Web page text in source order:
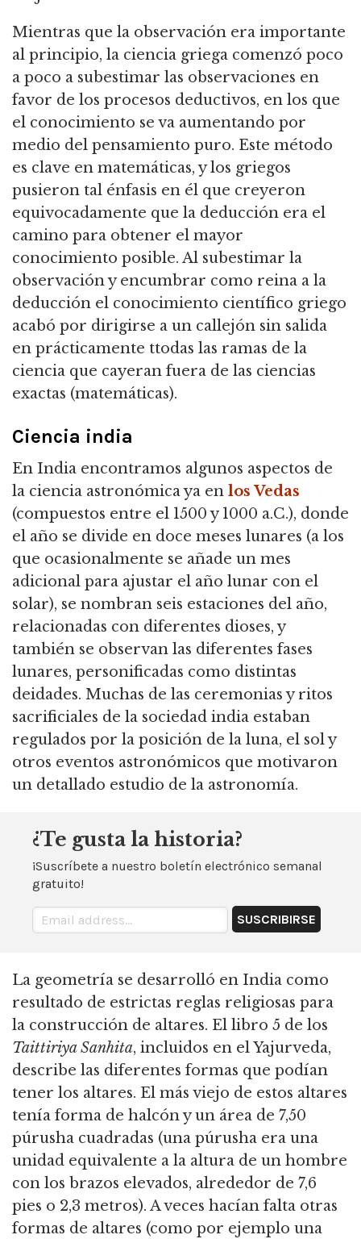
Mientras que la observación era importante
al principio, la ciencia griega comenzó poco
a poco a subestimar las observaciones en
favor de los procesos deductivos, en los que
el conocimiento se va aumentando por
medio del pensamiento puro. Este método
es clave en matemáticas, y los griegos
pusieron tal énfasis en él que creyeron
equivocadamente que la deducción era el
camino para obtener el mayor
conocimiento posible. Al subestimar la
observación y encumbrar como reina a la
deducción el conocimiento científico griego
acabó por dirigirse a un callejón sin salida
en prácticamente ttodas las ramas de la
ciencia que cayeran fuera de las ciencias
exactas (matemáticas).
Ciencia india
En India encontramos algunos aspectos de
la ciencia astronómica ya en los Vedas
(compuestos entre el 1500 y 1000 a.C.), donde
el año se divide en doce meses lunares (a los
que ocasionalmente se añade un mes
adicional para ajustar el año lunar con el
solar), se nombran seis estaciones del año,
relacionadas con diferentes dioses, y
también se observan las diferentes fases
lunares, personificadas como distintas
deidades. Muchas de las ceremonias y ritos
sacrificiales de la sociedad india estaban
regulados por la posición de la luna, el sol y
otros eventos astronómicos que motivaron
un detallado estudio de la astronomía.
¿Te gusta la historia?
¡Suscríbete a nuestro boletín electrónico semanal
gratuito!
La geometría se desarrolló en India como
resultado de estrictas reglas religiosas para
la construcción de altares. El libro 5 de los
Taittiriya Sanhita, incluidos en el Yajurveda,
describe las diferentes formas que podían
tener los altares. El más viejo de estos altares
tenía forma de halcón y un área de 7,50
púrusha cuadradas (una púrusha era una
unidad equivalente a la altura de un hombre
con los brazos elevados, alrededor de 7,6
pies o 2,3 metros). A veces hacían falta otras
formas de altares (como por ejemplo una